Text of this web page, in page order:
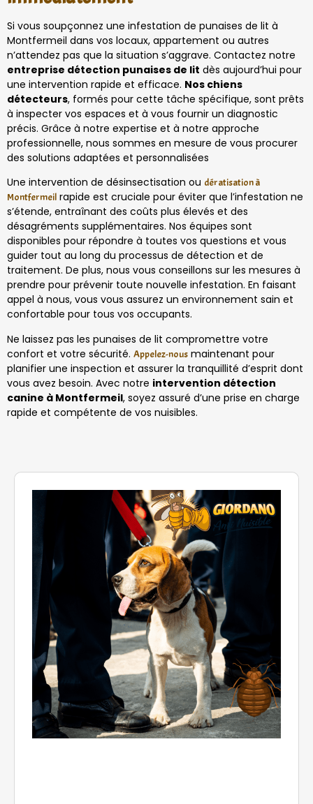
Si vous soupçonnez une infestation de punaises de lit à
Montfermeil dans vos locaux, appartement ou autres
n’attendez pas que la situation s’aggrave. Contactez notre
entreprise détection punaises de lit dès aujourd’hui pour
une intervention rapide et efficace. Nos chiens
détecteurs, formés pour cette tâche spécifique, sont prêts
à inspecter vos espaces et à vous fournir un diagnostic
précis. Grâce à notre expertise et à notre approche
professionnelle, nous sommes en mesure de vous procurer
des solutions adaptées et personnalisées
Une intervention de désinsectisation ou dératisation à
Montfermeil rapide est cruciale pour éviter que l’infestation ne
s’étende, entraînant des coûts plus élevés et des
désagréments supplémentaires. Nos équipes sont
disponibles pour répondre à toutes vos questions et vous
guider tout au long du processus de détection et de
traitement. De plus, nous vous conseillons sur les mesures à
prendre pour prévenir toute nouvelle infestation. En faisant
appel à nous, vous vous assurez un environnement sain et
confortable pour tous vos occupants.
Ne laissez pas les punaises de lit compromettre votre
confort et votre sécurité. Appelez-nous maintenant pour
planifier une inspection et assurer la tranquillité d’esprit dont
vous avez besoin. Avec notre intervention détection
canine à Montfermeil, soyez assuré d’une prise en charge
rapide et compétente de vos nuisibles.